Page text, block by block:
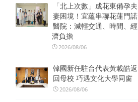
「北上次數」成花東備孕夫
妻困境！宜蘊串聯花蓮門諾
醫院：減輕交通、時間、經
濟負擔
2026/08/06
韓國新任駐台代表黃載皓返
回母校 巧遇文化大學同窗
2026/08/06